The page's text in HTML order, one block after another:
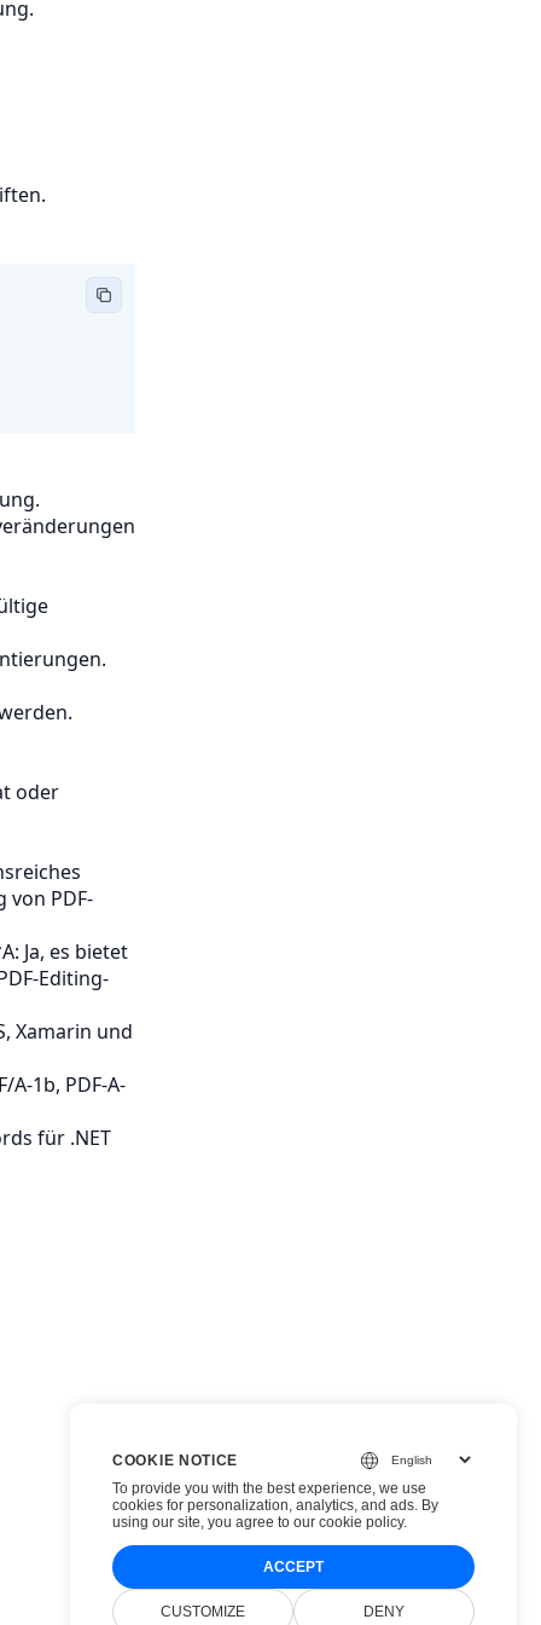
oder
von PDF-
Ja, es bietet
Editing-
Xamarin und
1b, PDF-A-
für .NET
COOKIE NOTICE
To provide you with the best experience, we use
cookies for personalization, analytics, and ads. By
using our site, you agree to our cookie policy.
ACCEPT
CUSTOMIZE DENY